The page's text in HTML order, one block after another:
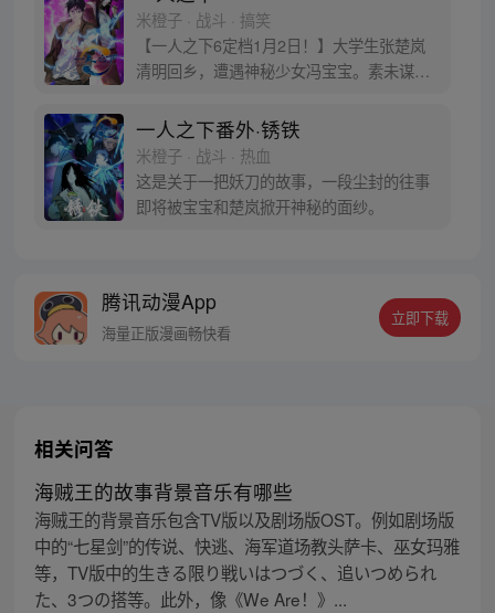
米橙子 · 战斗 · 搞笑
【一人之下6定档1月2日！】大学生张楚岚
清明回乡，遭遇神秘少女冯宝宝。素未谋面
自己打工的快递公司。为了帮冯宝宝寻找她
的身世，也为了查清自己与爷爷身上的秘
密，张楚岚的生活被彻底颠覆，与冯宝宝一
同踏上“异人”之旅。
一人之下番外·锈铁
米橙子 · 战斗 · 热血
这是关于一把妖刀的故事，一段尘封的往事
即将被宝宝和楚岚掀开神秘的面纱。
腾讯动漫App
海量正版漫画畅快看
立即下载
相关问答
海贼王的故事背景音乐有哪些
海贼王的背景音乐包含TV版以及剧场版OST。例如剧场版
中的“七星剑”的传说、快逃、海军道场教头萨卡、巫女玛雅
等，TV版中的生きる限り戦いはつづく、追いつめられ
た、3つの搭等。此外，像《We Are！》...